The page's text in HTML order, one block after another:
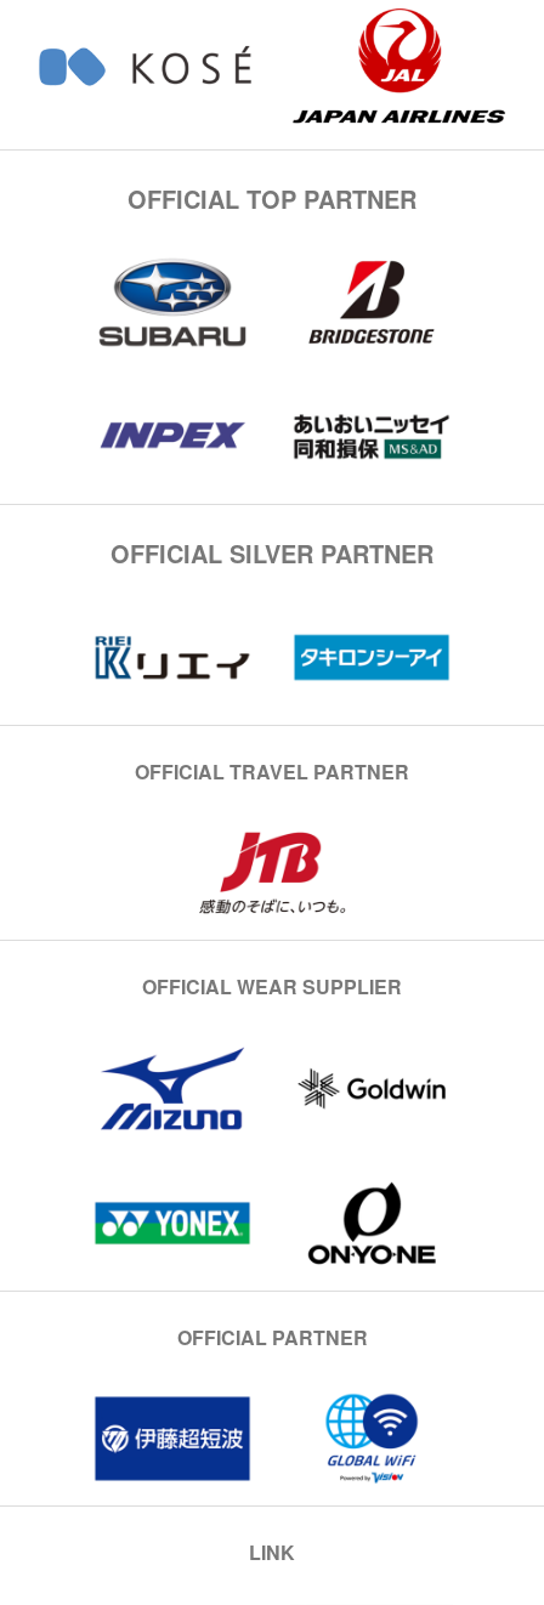
OFFICIAL TOP PARTNER
OFFICIAL SILVER PARTNER
OFFICIAL TRAVEL PARTNER
OFFICIAL WEAR SUPPLIER
OFFICIAL PARTNER
LINK